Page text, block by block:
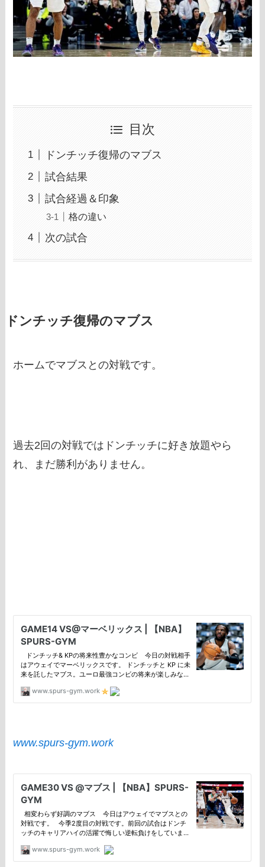
目次
ドンチッチ復帰のマブス
試合結果
試合経過＆印象
格の違い
次の試合
ドンチッチ復帰のマブス
ホームでマブスとの対戦です。
過去2回の対戦ではドンチッチに好き放題やら
れ、まだ勝利がありません。
www.spurs-gym.work